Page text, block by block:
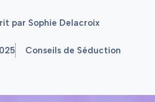
par Sophie Delacroix
Conseils de Séduction